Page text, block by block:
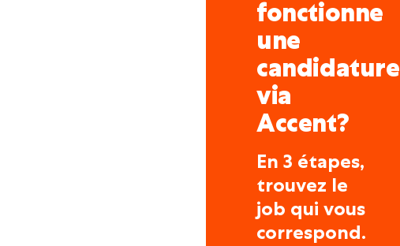
fonctionne
une
candidature
via
Accent?
En 3 étapes,
trouvez le
job qui vous
correspond.